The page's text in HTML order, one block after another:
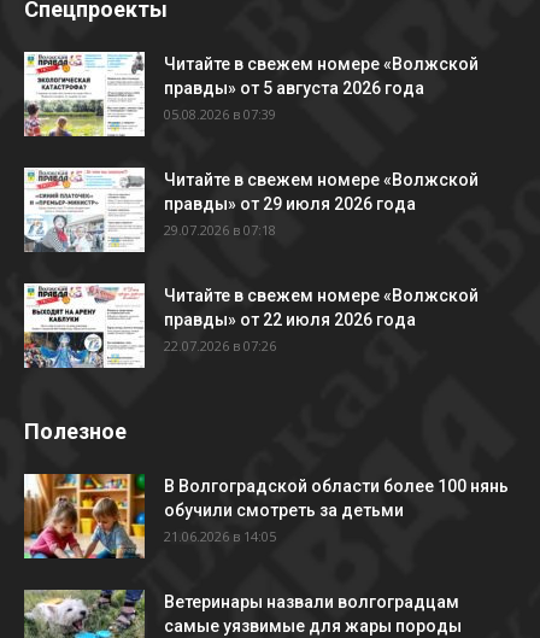
Спецпроекты
Читайте в свежем номере «Волжской
правды» от 5 августа 2026 года
05.08.2026 в 07:39
Читайте в свежем номере «Волжской
правды» от 29 июля 2026 года
29.07.2026 в 07:18
Читайте в свежем номере «Волжской
правды» от 22 июля 2026 года
22.07.2026 в 07:26
Полезное
В Волгоградской области более 100 нянь
обучили смотреть за детьми
21.06.2026 в 14:05
Ветеринары назвали волгоградцам
самые уязвимые для жары породы